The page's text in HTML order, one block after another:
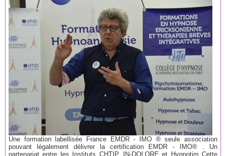
Une formation labellisée France EMDR - IMO ® seule association
pouvant légalement délivrer la certification EMDR - IMO® . Un
partenariat entre les Instituts CHTIP, IN-DOLORE et Hypnotim Cette